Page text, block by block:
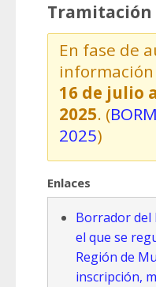
En fase de
16 de julio
2025. (
2025)
Enlaces
Borrador del
el que se
Región de
inscripción,